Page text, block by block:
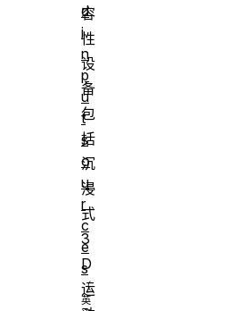
容
性
设
备
包
括
沉
浸
式
3
D
运
d
i
n
p
u
t
s
o
u
r
c
e
s